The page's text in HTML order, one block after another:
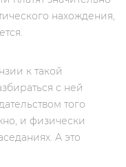
нахождения,
к такой
с ней
того
и физически
А это